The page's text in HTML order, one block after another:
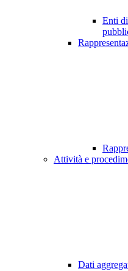
Enti
Attività e
Dati